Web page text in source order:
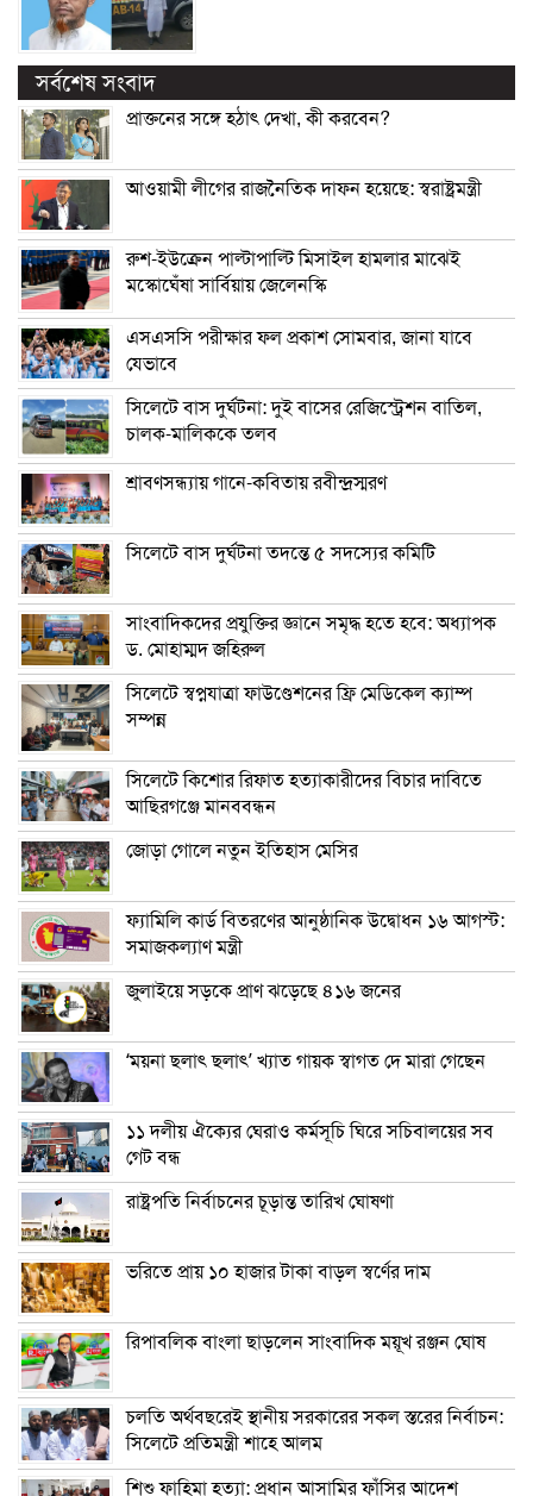
সর্বশেষ সংবাদ
প্রাক্তনের সঙ্গে হঠাৎ দেখা, কী করবেন?
আওয়ামী লীগের রাজনৈতিক দাফন হয়েছে: স্বরাষ্ট্রমন্ত্রী
রুশ-ইউক্রেন পাল্টাপাল্টি মিসাইল হামলার মাঝেই
মস্কোঘেঁষা সার্বিয়ায় জেলেনস্কি
এসএসসি পরীক্ষার ফল প্রকাশ সোমবার, জানা যাবে
যেভাবে
সিলেটে বাস দুর্ঘটনা: দুই বাসের রেজিস্ট্রেশন বাতিল,
চালক-মালিককে তলব
শ্রাবণসন্ধ্যায় গানে-কবিতায় রবীন্দ্রস্মরণ
সিলেটে বাস দুর্ঘটনা তদন্তে ৫ সদস্যের কমিটি
সাংবাদিকদের প্রযুক্তির জ্ঞানে সমৃদ্ধ হতে হবে: অধ্যাপক
ড. মোহাম্মদ জহিরুল
সিলেটে স্বপ্নযাত্রা ফাউণ্ডেশনের ফ্রি মেডিকেল ক্যাম্প
সম্পন্ন
সিলেটে কিশোর রিফাত হত্যাকারীদের বিচার দাবিতে
আছিরগঞ্জে মানববন্ধন
জোড়া গোলে নতুন ইতিহাস মেসির
ফ্যামিলি কার্ড বিতরণের আনুষ্ঠানিক উদ্বোধন ১৬ আগস্ট:
সমাজকল্যাণ মন্ত্রী
জুলাইয়ে সড়কে প্রাণ ঝড়েছে ৪১৬ জনের
‘ময়না ছলাৎ ছলাৎ’ খ্যাত গায়ক স্বাগত দে মারা গেছেন
১১ দলীয় ঐক্যের ঘেরাও কর্মসূচি ঘিরে সচিবালয়ের সব
গেট বন্ধ
রাষ্ট্রপতি নির্বাচনের চূড়ান্ত তারিখ ঘোষণা
ভরিতে প্রায় ১০ হাজার টাকা বাড়ল স্বর্ণের দাম
রিপাবলিক বাংলা ছাড়লেন সাংবাদিক ময়ূখ রঞ্জন ঘোষ
চলতি অর্থবছরেই স্থানীয় সরকারের সকল স্তরের নির্বাচন:
সিলেটে প্রতিমন্ত্রী শাহে আলম
শিশু ফাহিমা হত্যা: প্রধান আসামির ফাঁসির আদেশ